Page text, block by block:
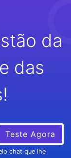
da
das
Teste Agora
chat que lhe